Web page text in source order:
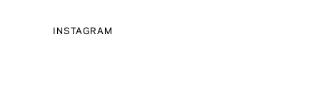
INSTAGRAM